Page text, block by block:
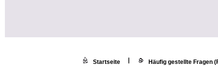
Startseite Häufig gestellte Fragen